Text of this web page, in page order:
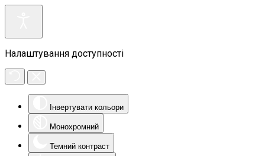
Налаштування доступності
Інвертувати кольори
Монохромний
Темний контраст